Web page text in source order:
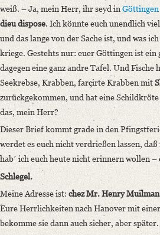
weiß. – Ja, mein Herr, ihr seyd inGöttingen
dieu dispose. Ich könnte euch unendlich
und das lange von der Sache ist, und was
kriege. Gestehts nur: euer Göttingen ist
dagegen eine ganz andre Tafel. Und
Seekrebse, Krabben, farçirte Krabben mit
zurückgekommen, und hat eine
das, mein Herr?
Dieser Brief kommt grade in den
werdet es euch nicht verdrießen lassen,
habʼ ich euch heute nicht erinnern wollen
Schlegel.
Meine Adresse ist:chez Mr. Henry
Eure Herrlichkeiten nach Hanover mit
bekomme sie dann auch sicher, aber später.